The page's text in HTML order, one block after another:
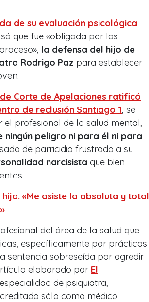
de su evaluación psicológica
que fue «obligada por los
la defensa del hijo de
Rodrigo Paz para establecer
Corte de Apelaciones ratificó
de reclusión Santiago 1 , se
profesional de la salud mental,
ningún peligro ni para él ni para
de parricidio frustrado a su
narcisista que bien
«Me asiste la absoluta y total
del área de la salud que
específicamente por prácticas
sentencia sobreseída por agredir
elaborado por El
de psiquiatra,
sólo como médico